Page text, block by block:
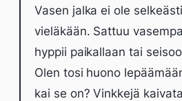
Vasen jalka ei ole
vieläkään. Sattuu
hyppii paikallaan tai
Olen tosi huono
kai se on? Vinkkejä